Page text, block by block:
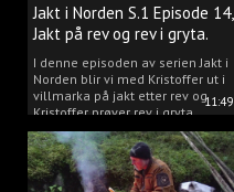
11:49
Jakt i Norden S.1 Episode 14,
Jakt på rev og rev i gryta.
I denne episoden av serien Jakt i
Norden blir vi med Kristoffer ut i
villmarka på jakt etter rev og
Kristoffer prøver rev i gryta.